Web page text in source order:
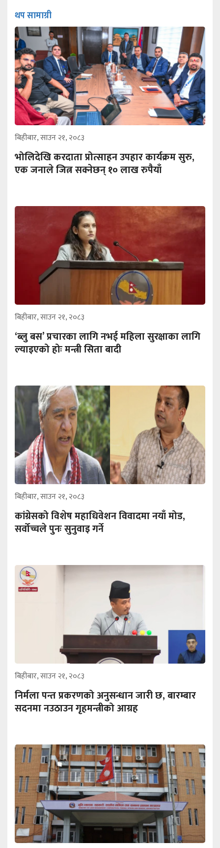
थप सामाग्री
बिहीबार, साउन २१, २०८३
भोलिदेखि करदाता प्रोत्साहन उपहार कार्यक्रम सुरु,
एक जनाले जित्न सक्नेछन् १० लाख रुपैयाँ
बिहीबार, साउन २१, २०८३
‘ब्लु बस’ प्रचारका लागि नभई महिला सुरक्षाका लागि
ल्याइएको होः मन्त्री सिता बादी
बिहीबार, साउन २१, २०८३
कांग्रेसको विशेष महाधिवेशन विवादमा नयाँ मोड,
सर्वोच्चले पुनः सुनुवाइ गर्ने
बिहीबार, साउन २१, २०८३
निर्मला पन्त प्रकरणको अनुसन्धान जारी छ, बारम्बार
सदनमा नउठाउन गृहमन्त्रीको आग्रह